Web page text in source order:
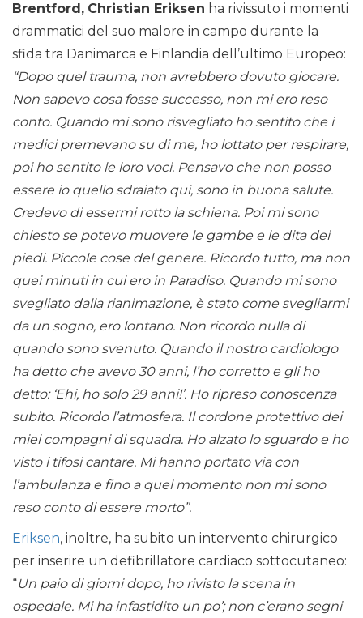
Brentford, Christian Eriksen ha rivissuto i momenti
drammatici del suo malore in campo durante la
sfida tra Danimarca e Finlandia dell’ultimo Europeo:
“Dopo quel trauma, non avrebbero dovuto giocare.
Non sapevo cosa fosse successo, non mi ero reso
conto. Quando mi sono risvegliato ho sentito che i
medici premevano su di me, ho lottato per respirare,
poi ho sentito le loro voci. Pensavo che non posso
essere io quello sdraiato qui, sono in buona salute.
Credevo di essermi rotto la schiena. Poi mi sono
chiesto se potevo muovere le gambe e le dita dei
piedi. Piccole cose del genere. Ricordo tutto, ma non
quei minuti in cui ero in Paradiso. Quando mi sono
svegliato dalla rianimazione, è stato come svegliarmi
da un sogno, ero lontano. Non ricordo nulla di
quando sono svenuto. Quando il nostro cardiologo
ha detto che avevo 30 anni, l’ho corretto e gli ho
detto: ‘Ehi, ho solo 29 anni!’. Ho ripreso conoscenza
subito. Ricordo l’atmosfera. Il cordone protettivo dei
miei compagni di squadra. Ho alzato lo sguardo e ho
visto i tifosi cantare. Mi hanno portato via con
l’ambulanza e fino a quel momento non mi sono
reso conto di essere morto”.
Eriksen, inoltre, ha subito un intervento chirurgico
per inserire un defibrillatore cardiaco sottocutaneo:
“Un paio di giorni dopo, ho rivisto la scena in
ospedale. Mi ha infastidito un po’; non c’erano segni